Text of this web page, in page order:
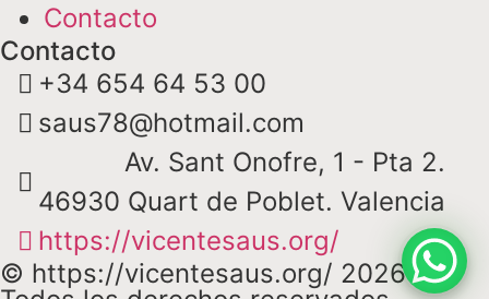
Contacto
Contacto
+34 654 64 53 00
saus78@hotmail.com
Av. Sant Onofre, 1 - Pta 2.
46930 Quart de Poblet. Valencia
https://vicentesaus.org/
© https://vicentesaus.org/ 2026 -